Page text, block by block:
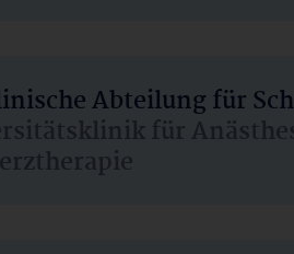
Abteilung für
für